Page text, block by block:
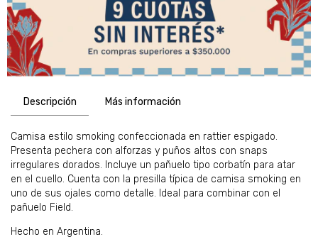
Descripción Más información
Camisa estilo smoking confeccionada en rattier espigado.
Presenta pechera con alforzas y puños altos con snaps
irregulares dorados. Incluye un pañuelo tipo corbatín para atar
en el cuello. Cuenta con la presilla típica de camisa smoking en
uno de sus ojales como detalle. Ideal para combinar con el
pañuelo Field.
Hecho en Argentina.